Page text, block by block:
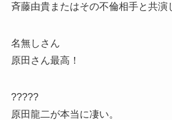
斉藤由貴またはその不倫相手と共演
名無しさん
原田さん最高！
?????
原田龍二が本当に凄い。